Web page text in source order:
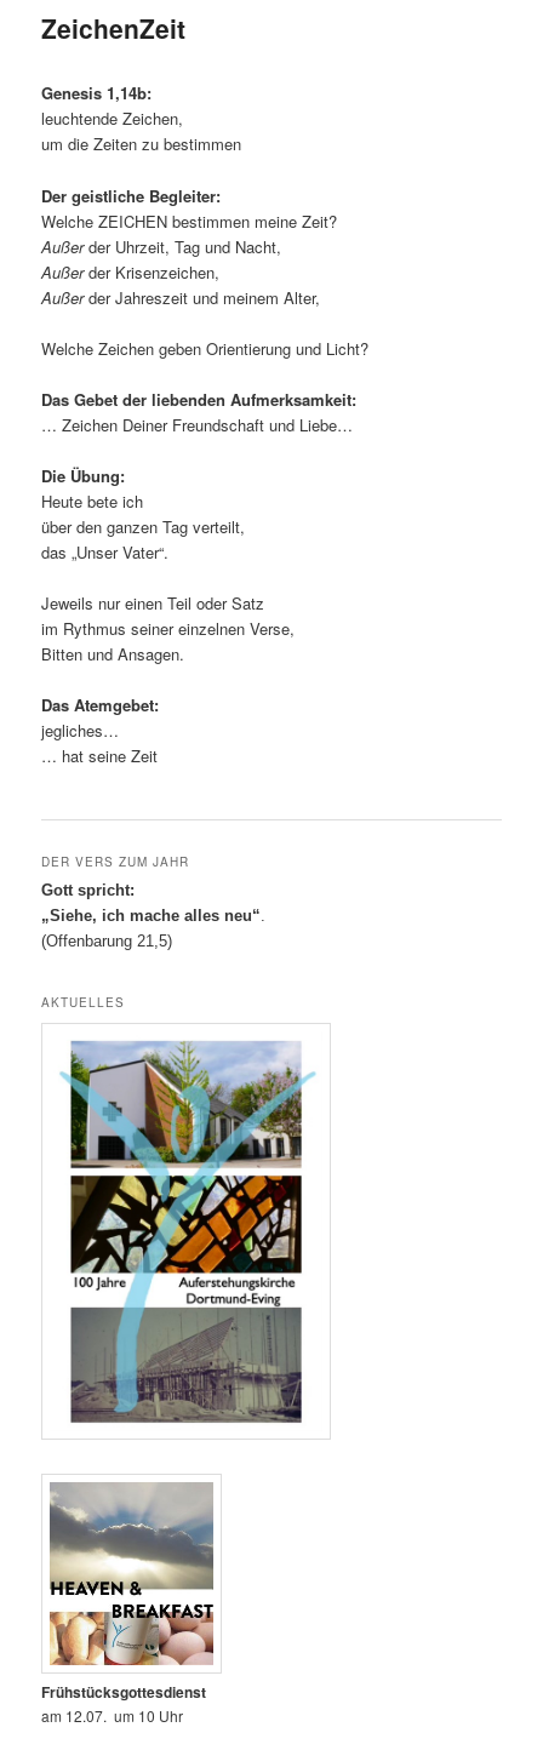
ZeichenZeit
Genesis 1,14b:
leuchtende Zeichen,
um die Zeiten zu bestimmen
Der geistliche Begleiter:
Welche ZEICHEN bestimmen meine Zeit?
Außerder Uhrzeit, Tag und Nacht,
Außerder Krisenzeichen,
Außerder Jahreszeit und meinem Alter,
Welche Zeichen geben Orientierung und Licht?
Das Gebet der liebenden Aufmerksamkeit:
… Zeichen Deiner Freundschaft und Liebe…
Die Übung:
Heute bete ich
über den ganzen Tag verteilt,
das „Unser Vater“.
Jeweils nur einen Teil oder Satz
im Rythmus seiner einzelnen Verse,
Bitten und Ansagen.
Das Atemgebet:
jegliches…
… hat seine Zeit
DER VERS ZUM JAHR
Gott spricht:
„Siehe, ich mache alles neu“.
(Offenbarung 21,5)
AKTUELLES
Frühstücksgottesdienst
am 12.07. um 10 Uhr